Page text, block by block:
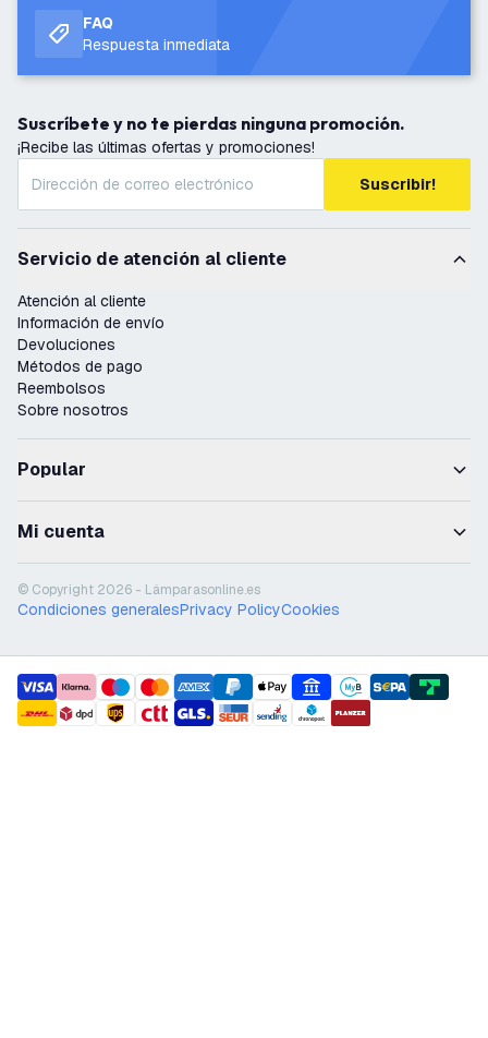
FAQ
Respuesta inmediata
Suscríbete y no te pierdas ninguna promoción.
¡Recibe las últimas ofertas y promociones!
Suscribir!
Servicio de atención al cliente
Atención al cliente
Información de envío
Devoluciones
Métodos de pago
Reembolsos
Sobre nosotros
Popular
Mi cuenta
© Copyright 2026 - Lámparasonline.es
Condiciones generalesPrivacy PolicyCookies
payment methods
shipment methods